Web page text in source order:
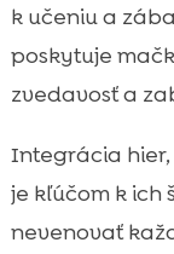
k učeniu a
poskytuje
zvedavosť a
Integrácia
je kľúčom k ich
nevenovať